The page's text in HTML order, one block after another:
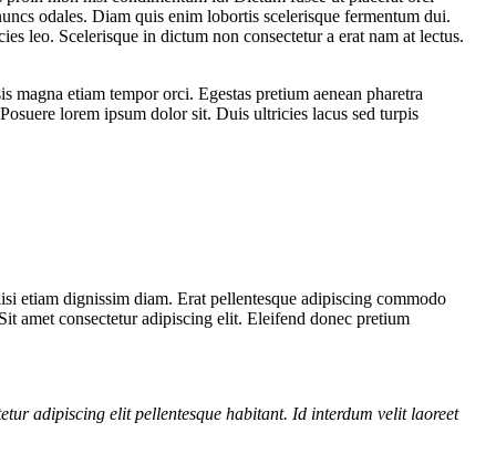
odales. Diam quis enim lobortis scelerisque fermentum dui.
leo. Scelerisque in dictum non consectetur a erat nam at lectus.
etiam tempor orci. Egestas pretium aenean pharetra
lorem ipsum dolor sit. Duis ultricies lacus sed turpis
etiam dignissim diam. Erat pellentesque adipiscing commodo
amet consectetur adipiscing elit. Eleifend donec pretium
adipiscing elit pellentesque habitant. Id interdum velit laoreet